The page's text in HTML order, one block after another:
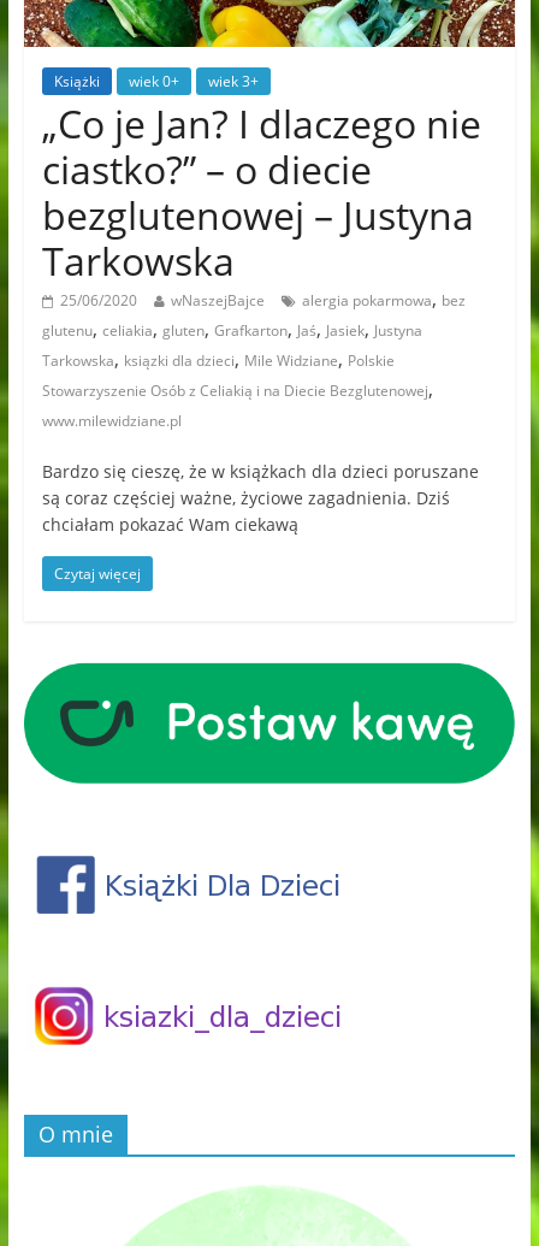
Książki wiek 0+ wiek 3+
„Co je Jan? I dlaczego nie
ciastko?” – o diecie
bezglutenowej – Justyna
Tarkowska
25/06/2020 wNaszejBajce alergia pokarmowa, bez
glutenu, celiakia, gluten, Grafkarton, Jaś, Jasiek, Justyna
Tarkowska, ksiązki dla dzieci, Mile Widziane, Polskie
Stowarzyszenie Osób z Celiakią i na Diecie Bezglutenowej,
www.milewidziane.pl
Bardzo się cieszę, że w książkach dla dzieci poruszane
są coraz częściej ważne, życiowe zagadnienia. Dziś
chciałam pokazać Wam ciekawą
Czytaj więcej
O mnie